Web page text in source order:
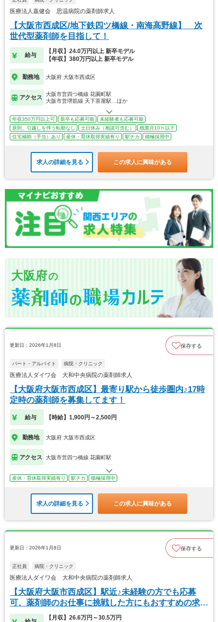
医療法人嘉健会 思温病院の薬剤師求人
【大阪市西成区/地下鉄四ツ橋線・南海高野線】 次
世代型薬剤師を目指して！
給与
【月収】24.0万円以上 新卒モデル
【年収】380万円以上 新卒モデル
勤務地 大阪府 大阪市西成区
アクセス
大阪市営四つ橋線 花園町駅
大阪市営堺筋線 天下茶屋駅…ほか
年収350万円以上可 新卒も応募可能
未経験者も応募可能
原則、引越しを伴う転勤なし
土日休み（相談可含む）
残業月10ｈ以下
住宅補助（手当）あり
産休・育休取得実績有り 駅チカ 積極採用中
求人の詳細を見る この求人に興味がある
大阪府の
更新日：2026年1月8日 保存する
パート・アルバイト 病院・クリニック
医療法人ダイワ会 大和中央病院の薬剤師求人
【大阪府大阪市西成区】最寄り駅から徒歩圏内♪17時
定時の薬剤師を募集してます！
給与 【時給】1,900円～2,500円
勤務地 大阪府 大阪市西成区
アクセス 大阪市営四つ橋線 花園町駅
産休・育休取得実績有り 駅チカ 積極採用中
求人の詳細を見る この求人に興味がある
更新日：2026年1月8日 保存する
正社員 病院・クリニック
医療法人ダイワ会 大和中央病院の薬剤師求人
【大阪府大阪市西成区】駅近♪未経験の方でも応募
可、薬剤師のお仕事に挑戦した方にもおすすめの求人
です！
【月収】26.6万円～30.5万円